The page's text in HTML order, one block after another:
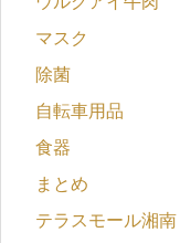
マスク
除菌
自転車用品
食器
まとめ
テラスモール湘南